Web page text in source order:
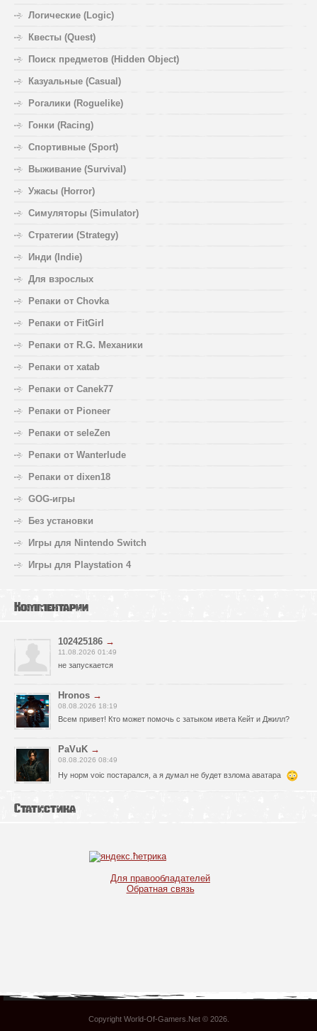
Логические (Logic)
Квесты (Quest)
Поиск предметов (Hidden Object)
Казуальные (Casual)
Рогалики (Roguelike)
Гонки (Racing)
Спортивные (Sport)
Выживание (Survival)
Ужасы (Horror)
Симуляторы (Simulator)
Стратегии (Strategy)
Инди (Indie)
Для взрослых
Репаки от Chovka
Репаки от FitGirl
Репаки от R.G. Механики
Репаки от xatab
Репаки от Canek77
Репаки от Pioneer
Репаки от seleZen
Репаки от Wanterlude
Репаки от dixen18
GOG-игры
Без установки
Игры для Nintendo Switch
Игры для Playstation 4
Комментарии
102425186 →
11.08.2026 01:49
не запускается
Hronos →
08.08.2026 18:19
Всем привет! Кто может помочь с затыком ивета Кейт и Джилл?
PaVuK →
08.08.2026 08:49
Ну норм voic постарался, а я думал не будет взлома аватара
Levor
05.08.2026 06:06
fr0zen142 →
нет Русской озвучки, зря скачал
01.08.2026 10:03
испробовал?
Статистика
Для правообладателей
Обратная связь
Copyright World-Of-Gamers.Net © 2026.